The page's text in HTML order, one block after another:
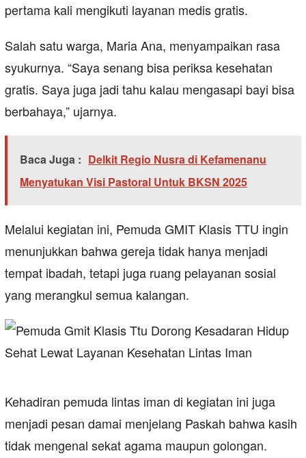
pertama kali mengikuti layanan medis gratis.
Salah satu warga, Maria Ana, menyampaikan rasa
syukurnya. “Saya senang bisa periksa kesehatan
gratis. Saya juga jadi tahu kalau mengasapi bayi bisa
berbahaya,” ujarnya.
Baca Juga : Delkit Regio Nusra di Kefamenanu
Menyatukan Visi Pastoral Untuk BKSN 2025
Melalui kegiatan ini, Pemuda GMIT Klasis TTU ingin
menunjukkan bahwa gereja tidak hanya menjadi
tempat ibadah, tetapi juga ruang pelayanan sosial
yang merangkul semua kalangan.
Kehadiran pemuda lintas iman di kegiatan ini juga
menjadi pesan damai menjelang Paskah bahwa kasih
tidak mengenal sekat agama maupun golongan.